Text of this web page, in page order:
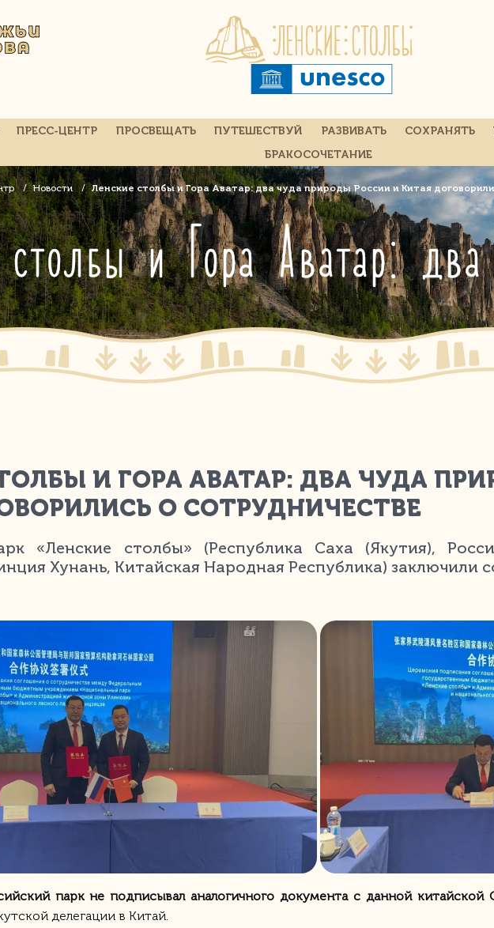
ПРЕСС-ЦЕНТР ПРОСВЕЩАТЬ ПУТЕШЕСТВУЙ РАЗВИВАТЬ СОХРАНЯТЬ
БРАКОСОЧЕТАНИЕ
Новости Ленские столбы и Гора Аватар: два чуда природы России и Китая
И ГОРА АВАТАР: ДВА ЧУДА
О СОТРУДНИЧЕСТВЕ
«Ленские столбы» (Республика Саха (Якутия),
Хунань, Китайская Народная Республика) заключили
парк не подписывал аналогичного документа с данной
делегации в Китай.